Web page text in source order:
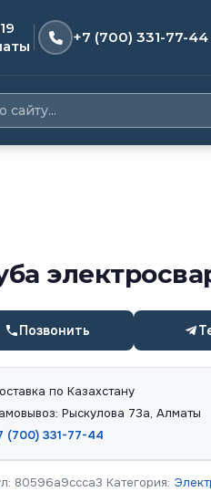
+7 (700) 331-77-44
Позвонить
по Казахстану
Рыскулова 73а, Алматы
(700) 331-77-44
80596a9ccca3 Категория: